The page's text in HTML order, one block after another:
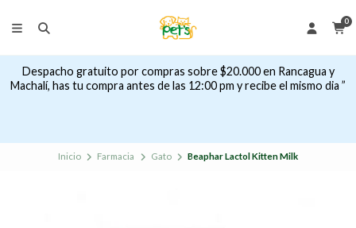
0
Despacho gratuito por compras sobre $20.000 en Rancagua y
Machalí, has tu compra antes de las 12:00 pm y recibe el mismo dia ”
Inicio Farmacia Gato Beaphar Lactol Kitten Milk